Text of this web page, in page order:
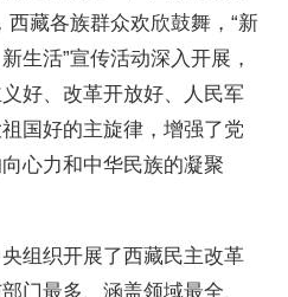
西藏各族群众欢欣鼓舞，“新
生活”宣传活动深入开展，
好、改革开放好、人民军
国好的主旋律，增强了党
心力和中华民族的凝聚
织开展了西藏民主改革
门最多、涵盖领域最全、